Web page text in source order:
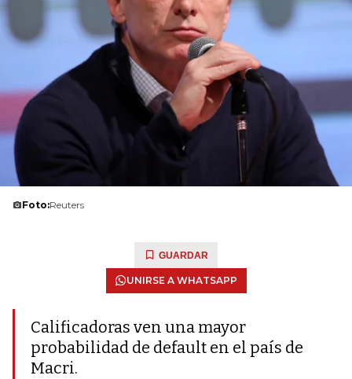
Foto:Reuters
GUARDAR
UNIRSE A WHATSAPP
Calificadoras ven una mayor
probabilidad de default en el país de
Macri.